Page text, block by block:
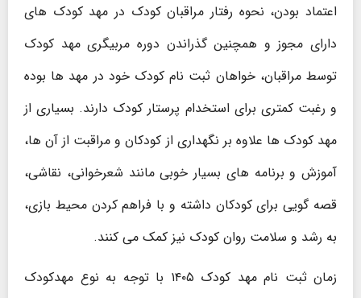
اعتماد بودن، نحوه رفتار مراقبان کودک در مهد کودک های
دارای مجوز و همچنین گذراندن دوره مربیگری مهد کودک
توسط مراقبان، خواهان ثبت نام کودک خود در مهد ها بوده
و رغبت کمتری برای استخدام پرستار کودک دارند. بسیاری از
مهد کودک ها علاوه بر نگهداری از کودکان و مراقبت از آن ها،
آموزش و برنامه های بسیار خوبی مانند شعرخوانی، نقاشی،
قصه گویی برای کودکان داشته و با فراهم کردن محیط بازی،
به رشد و سلامت روان کودک نیز کمک می کنند.
زمان ثبت نام مهد کودک ۱۴۰۵ با توجه به نوع مهدکودک